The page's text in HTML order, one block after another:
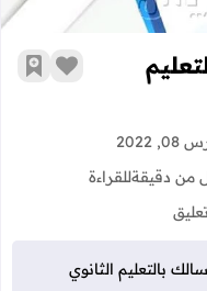
زر أضف
2022
من دقيقةللقراءة
بالتعليم الثانوي